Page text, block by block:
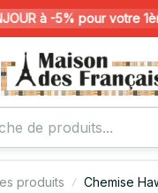
à -5% pour votre
produits
Chemise